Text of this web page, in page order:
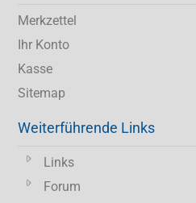
Merkzettel
Ihr Konto
Kasse
Sitemap
Weiterführende Links
Links
Forum